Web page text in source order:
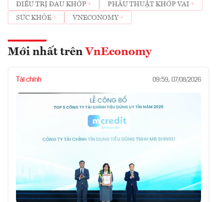
ĐIỀU TRỊ ĐAU KHỚP
PHẪU THUẬT KHỚP VAI
SỨC KHỎE
VNECONOMY
Mới nhất trên VnEconomy
Tài chính 09:59, 07/08/2026